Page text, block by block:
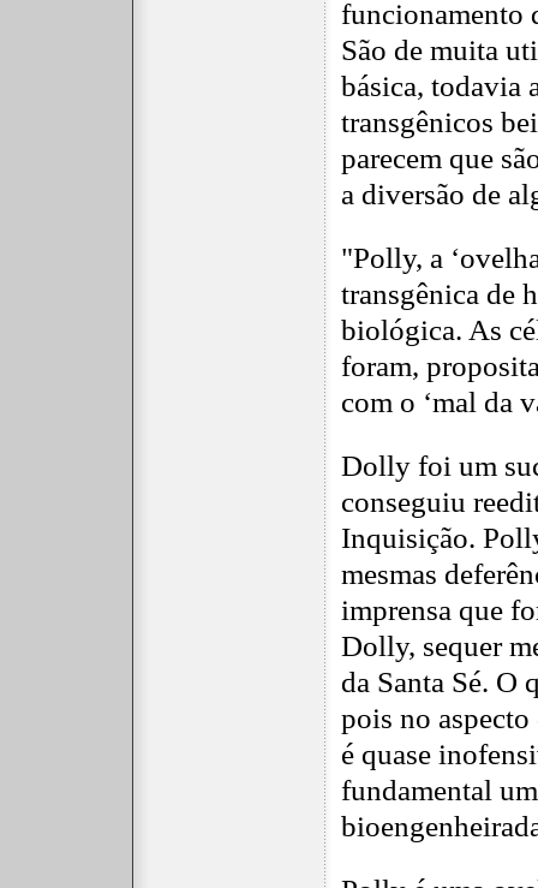
funcionamento
São de muita
básica, todavia
transgênicos
parecem que
a diversão de
"Polly, a
transgênica de
biológica. As
foram,
com o ‘mal da
Dolly foi um
conseguiu
Inquisição.
mesmas
imprensa que
Dolly, sequer
da Santa Sé. O
pois no
é quase
fundamental